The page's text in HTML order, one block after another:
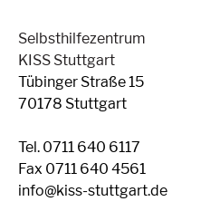
Selbsthilfezentrum
KISS Stuttgart
Tübinger Straße 15
70178 Stuttgart
Tel. 0711 640 6117
Fax 0711 640 4561
info@kiss-stuttgart.de